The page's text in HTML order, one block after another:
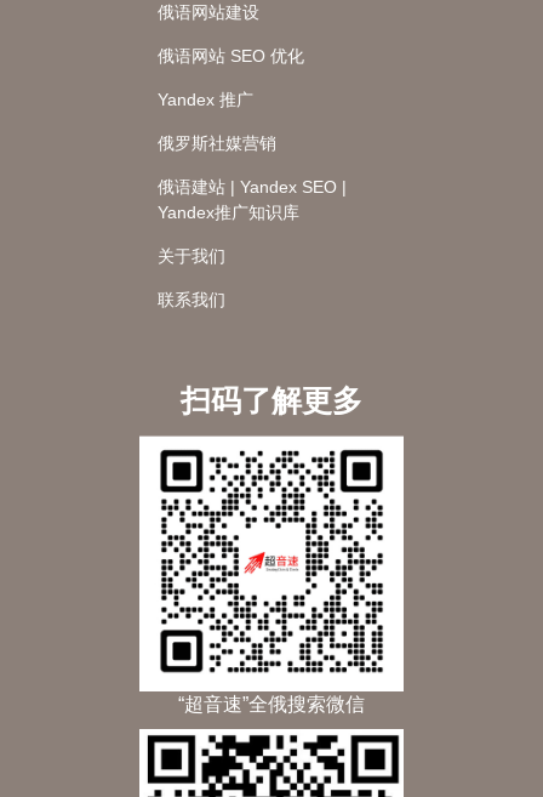
俄语网站建设
俄语网站 SEO 优化
Yandex 推广
俄罗斯社媒营销
俄语建站 | Yandex SEO |
Yandex推广知识库
关于我们
联系我们
扫码了解更多
“超音速”全俄搜索微信